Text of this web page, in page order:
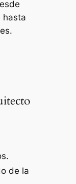
hasta
de la